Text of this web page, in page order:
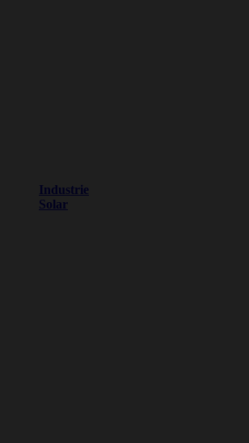
Industrie
Solar